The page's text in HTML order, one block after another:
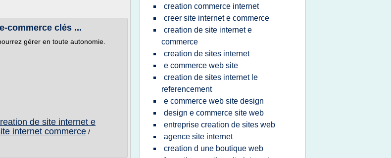
commerce clés ...
gérer en toute autonomie.
de site internet e
internet commerce /
creation commerce internet
creer site internet e commerce
creation de site internet e
commerce
creation de sites internet
e commerce web site
creation de sites internet le
referencement
e commerce web site design
design e commerce site web
entreprise creation de sites web
agence site internet
creation d une boutique web